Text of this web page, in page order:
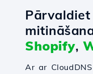
Shopify,
Ar ar